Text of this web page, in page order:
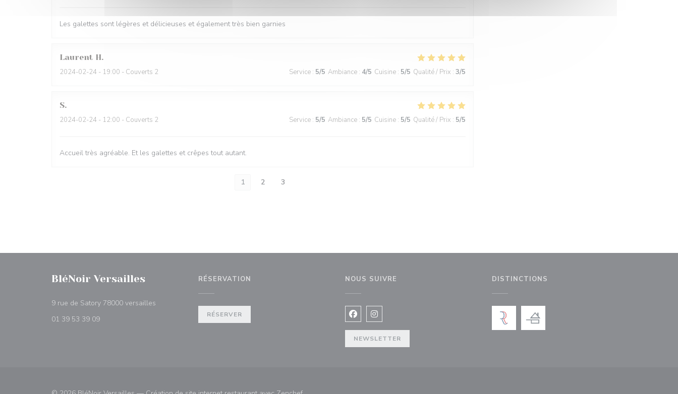
Les galettes sont légères et délicieuses et également très bien garnies
Laurent H
2024-02-24 - 19:00 - Couverts 2 Service : 5/5 Ambiance : 4/5 Cuisine : 5/5 Qualité / Prix : 3/5
S
2024-02-24 - 12:00 - Couverts 2 Service : 5/5 Ambiance : 5/5 Cuisine : 5/5 Qualité / Prix : 5/5
Accueil très agréable. Et les galettes et crêpes tout autant.
1 2 3
BléNoir Versailles
9 rue de Satory 78000 versailles
01 39 53 39 09
RÉSERVATION
RÉSERVER
NOUS SUIVRE
Facebook ((ouvre une nouvelle fenêtre))
Instagram ((ouvre une nouvelle fenêtre))
NEWSLETTER
DISTINCTIONS